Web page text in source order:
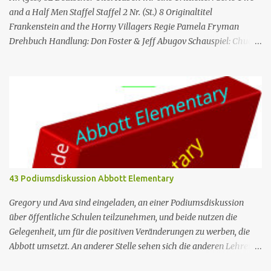
zusammen ist Cheers Folgeninfos: Nr. (ges.) 25 Nr. (St.) 03
Deutscher Titel...
and a Half Men Staffel Staffel 2 Nr. (St.) 8 Original­titel
Frankenstein and the Horny Villagers Regie Pamela Fryman
Drehbuch Handlung: Don Foster & Jeff Abugov Schauspiel: Chuck
Sheen Gastdarsteller der Folge: Kelley West (Nancy)
Besonderheiten: Ashton Kutcher, Jon Cryer Alan hat im
Supermarkt eine Frau kennengelernt, mit der er auf ein Date geht.
Bei der Heimkehr bringt er Nancy gleich mit, genau in dem
Moment als er mit ihr wieder im Schlafzimmer verschwunden ist
kommt Jake ins Strandhaus. Alan gibt sich übermäßig viel Mühe
Nancy vor Jake zu verbergen, während Jake sich nur für den
Fernseher interessiert. Nach einer Woche möchte Alan ihr einen
Heiratsantrag machen; zu diesen kommt es aber gar nicht, weil sie
anruft und Alan sagt, dass ihr Mann nach...
43 Podiumsdiskussion Abbott Elementary
Gregory und Ava sind eingeladen, an einer Podiumsdiskussion
über öffentliche Schulen teilzunehmen, und beide nutzen die
Gelegenheit, um für die positiven Veränderungen zu werben, die
Abbott umsetzt. An anderer Stelle sehen sich die anderen Lehrer